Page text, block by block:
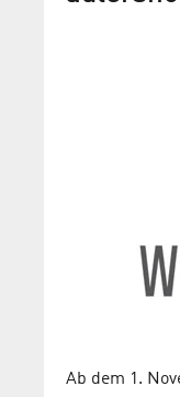
Ab dem 1.